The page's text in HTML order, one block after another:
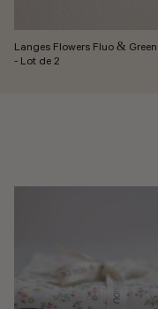
Langes Flowers Fluo & Green
- Lot de 2